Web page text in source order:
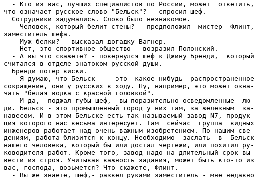
  - Кто из вас, лучших специалистов по России, может  ответить,
что означает русское слово "Бельск"? - спросил шеф.
  Сотрудники задумались. Слово было незнакомое.
  - Человек, который белит стены? - предположил  мистер  Флинт,
заместитель шефа.
  - Муж белки? - высказал догадку Вагнер.
  - Нет, это спортивное общество - возразил Полонский.
  - А вы что скажете? - повернулся шеф к Джину Бренди,  который
считался в отделе знатоком русской души.
  Бренди потер виски.
  - Я думаю, что Бельск  -  это  какое-нибудь  распространенное
сокращение, они у русских в ходу. Ну, например, это может озна-
чать "белая водка с красной головкой".
  - М-да,- поджал губы шеф,- вы поразительно осведомленные  лю-
ди. Бельск - это промышленный город у них там, за железным  за-
навесом. И в этом Бельске есть так называемый завод N7, продук-
ция которого нас весьма интересует. Там  сейчас  группа  видных
инженеров работает над очень важным изобретением. По нашим све-
дениям, работа близится к концу. Необходимо  заслать  в  Бельск
нашего человека, который бы или достал чертежи, или похитил ру-
ководителя работ. Кроме того, завод надо на длительный срок вы-
вести из строя. Учитывая важность задания, может быть кто-то из
вас, господа, возьмется? Что скажете, Флинт.
  - Вы же знаете, шеф,- развел руками заместитель - мне недавно